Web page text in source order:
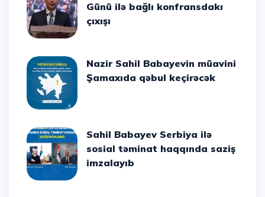
Günü ilə bağlı konfransdakı
çıxışı
Nazir Sahil Babayevin müavini
Şamaxıda qəbul keçirəcək
Sahil Babayev Serbiya ilə
sosial təminat haqqında saziş
imzalayıb